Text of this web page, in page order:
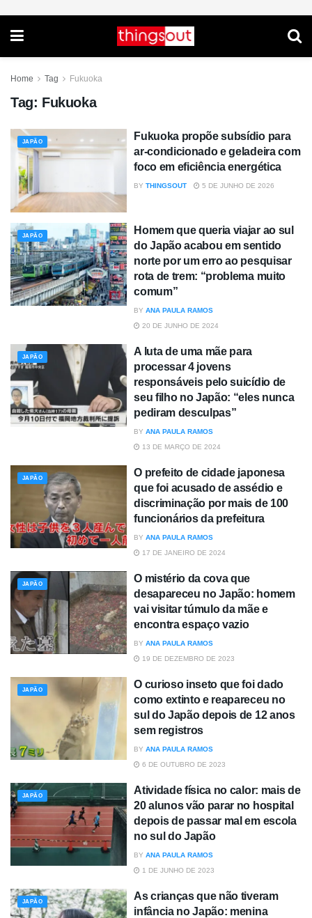
Home Tag Fukuoka
Tag: Fukuoka
JAPÃO
Fukuoka propõe subsídio para
ar-condicionado e geladeira com
foco em eficiência energética
BY THINGSOUT 5 DE JUNHO DE 2026
JAPÃO
Homem que queria viajar ao sul
do Japão acabou em sentido
norte por um erro ao pesquisar
rota de trem: “problema muito
comum”
BY ANA PAULA RAMOS
20 DE JUNHO DE 2024
JAPÃO
A luta de uma mãe para
processar 4 jovens
responsáveis pelo suicídio de
seu filho no Japão: “eles nunca
pediram desculpas”
BY ANA PAULA RAMOS
13 DE MARÇO DE 2024
JAPÃO
O prefeito de cidade japonesa
que foi acusado de assédio e
discriminação por mais de 100
funcionários da prefeitura
BY ANA PAULA RAMOS
17 DE JANEIRO DE 2024
JAPÃO
O mistério da cova que
desapareceu no Japão: homem
vai visitar túmulo da mãe e
encontra espaço vazio
BY ANA PAULA RAMOS
19 DE DEZEMBRO DE 2023
JAPÃO
O curioso inseto que foi dado
como extinto e reapareceu no
sul do Japão depois de 12 anos
sem registros
BY ANA PAULA RAMOS
6 DE OUTUBRO DE 2023
JAPÃO
Atividade física no calor: mais de
20 alunos vão parar no hospital
depois de passar mal em escola
no sul do Japão
BY ANA PAULA RAMOS
1 DE JUNHO DE 2023
JAPÃO
As crianças que não tiveram
infância no Japão: menina